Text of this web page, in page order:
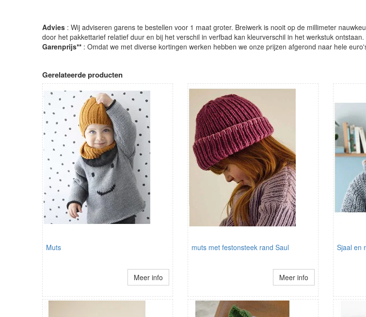
Advies : Wij adviseren garens te bestellen voor 1 maat groter. Breiwerk is nooit op de millimeter
door het pakkettarief relatief duur en bij het verschil in verfbad kan kleurverschil in het werkstuk ontstaan.
Garenprijs** : Omdat we met diverse kortingen werken hebben we onze prijzen afgerond naar hele
Gerelateerde producten
Muts
Meer info
muts met festonsteek rand Saul
Meer info
Sjaal en